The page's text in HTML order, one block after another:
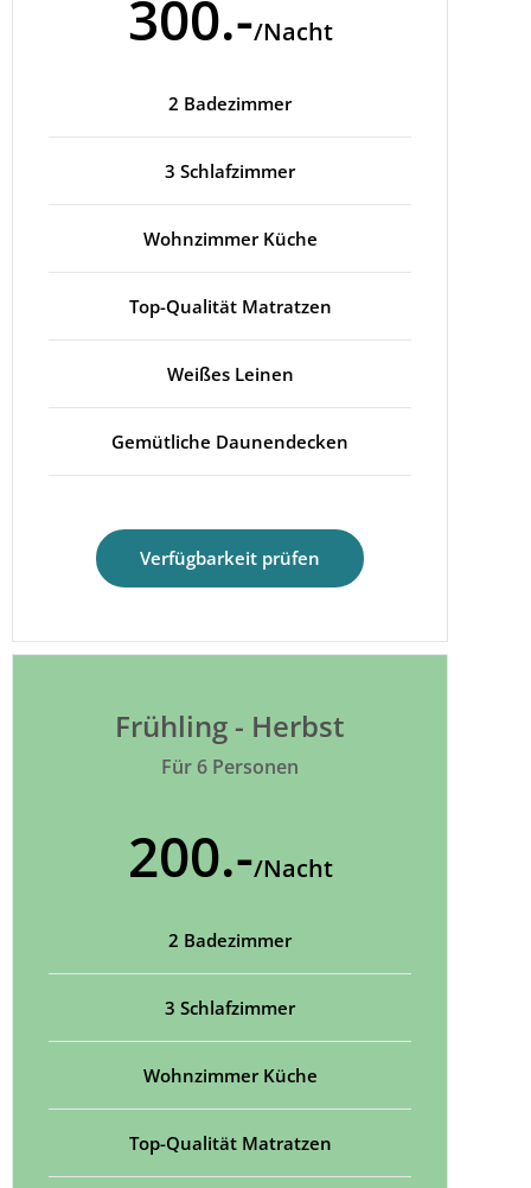
300.-/Nacht
2 Badezimmer
3 Schlafzimmer
Wohnzimmer Küche
Top-Qualität Matratzen
Weißes Leinen
Gemütliche Daunendecken
Verfügbarkeit prüfen
Frühling - Herbst
Für 6 Personen
200.-/Nacht
2 Badezimmer
3 Schlafzimmer
Wohnzimmer Küche
Top-Qualität Matratzen